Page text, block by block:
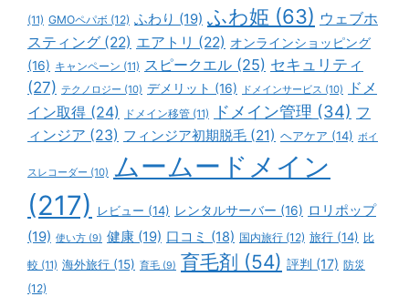
(11) GMOペパボ (12) ふわり (19) ふわ姫 (63) ウェブホ
スティング (22) エアトリ (22) オンラインショッピング
(16) キャンペーン (11) スピークエル (25) セキュリティ
(27) テクノロジー (10) デメリット (16) ドメインサービス (10)
ドメ
イン取得 (24) ドメイン移管 (11) ドメイン管理 (34) フ
ィンジア (23) フィンジア初期脱毛 (21) ヘアケア (14) ボイ
スレコーダー (10) ムームードメイン
(217)
レビュー (14) レンタルサーバー (16) ロリポップ
(19) 使い方 (9) 健康 (19) 口コミ (18) 国内旅行 (12) 旅行 (14) 比
較 (11) 海外旅行 (15) 育毛 (9) 育毛剤 (54) 評判 (17) 防災
(12)